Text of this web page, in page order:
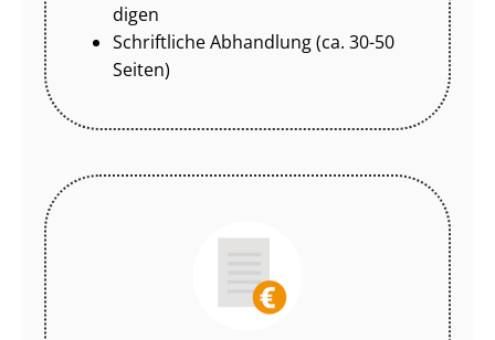
di­gen
Schriftliche Abhandlung (ca. 30-50
Seiten)